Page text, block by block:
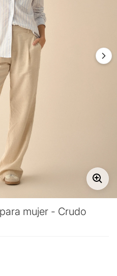
mujer - Crudo